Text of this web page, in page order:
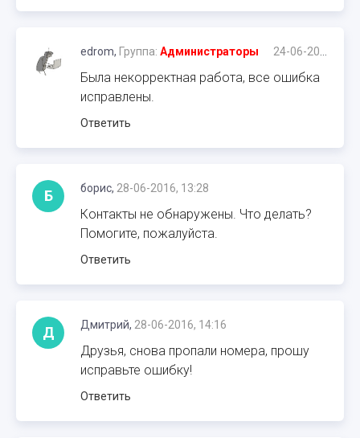
edrom, Группа: Администраторы 24-06-2016, 20:37
Была некорректная работа, все ошибка
исправлены.
Ответить
Б борис, 28-06-2016, 13:28
Контакты не обнаружены. Что делать?
Помогите, пожалуйста.
Ответить
Д Дмитрий, 28-06-2016, 14:16
Друзья, снова пропали номера, прошу
исправьте ошибку!
Ответить